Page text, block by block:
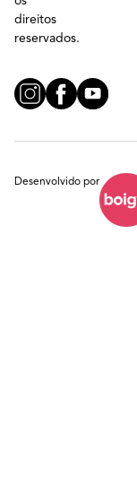
direitos
reservados.
Desenvolvido por